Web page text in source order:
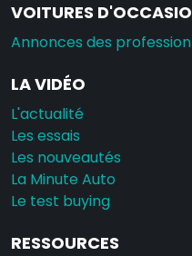
VOITURES
Annonces des
LA VIDÉO
L'actualité
Les essais
Les nouveautés
La Minute Auto
Le test buying
RESSOURCES